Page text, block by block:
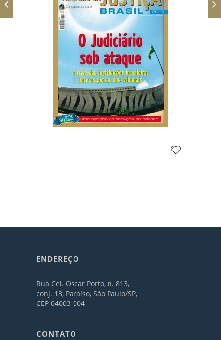
ENDEREÇO
Rua Cel. Oscar Porto, n. 813,
conj. 13, Paraíso, São Paulo/SP,
CEP 04003-004
CONTATO